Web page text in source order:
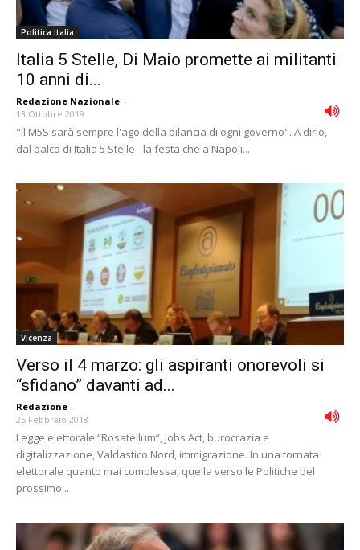
Politica Italia
Italia 5 Stelle, Di Maio promette ai militanti
10 anni di...
Redazione Nazionale -
13 Ottobre 2019
"Il M5S sarà sempre l'ago della bilancia di ogni governo". A dirlo,
dal palco di Italia 5 Stelle - la festa che a Napoli...
Vicenza
Verso il 4 marzo: gli aspiranti onorevoli si
“sfidano” davanti ad...
Redazione -
25 Febbraio 2018
Legge elettorale “Rosatellum”, Jobs Act, burocrazia e
digitalizzazione, Valdastico Nord, immigrazione. In una tornata
elettorale quanto mai complessa, quella verso le Politiche del
prossimo...